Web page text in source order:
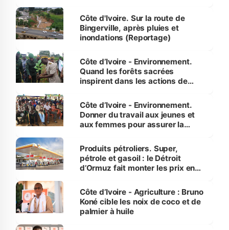
(Alassane Ouattara
Côte d'Ivoire. Sur la route de
Bingerville, après pluies et
inondations (Reportage)
Côte d’Ivoire - Environnement.
Quand les forêts sacrées
inspirent dans les actions de
Côte d’Ivoire - Environnement.
Donner du travail aux jeunes et
aux femmes pour assurer la
menacées
Produits pétroliers. Super,
pétrole et gasoil : le Détroit
d’Ormuz fait monter les prix en
Côte d’Ivoire - Agriculture : Bruno
Koné cible les noix de coco et de
palmier à huile